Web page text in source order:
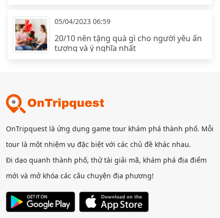
05/04/2023 06:59
20/10 nên tặng quà gì cho người yêu ấn
tượng và ý nghĩa nhất
OnTripquest là ứng dụng game tour khám phá thành phố. Mỗi
tour là một nhiệm vụ đặc biệt với các chủ đề khác nhau.
Đi dạo quanh thành phố, thử tài giải mã, khám phá địa điểm
mới và mở khóa các câu chuyện địa phương!